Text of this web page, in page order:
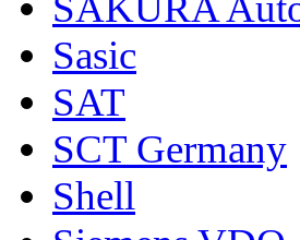
Sasic
SAT
SCT Germany
Shell